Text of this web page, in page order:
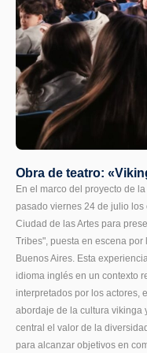
Obra de teatro:
En el marco del proyecto de
pasado viernes 24 de julio
Ciudad de las Artes para
Tribes", puesta en escena
Buenos Aires. Esta
idioma inglés en un contexto
interpretados por los actores,
abordaje de la cultura vikinga
central el valor de la
para alcanzar objetivos en